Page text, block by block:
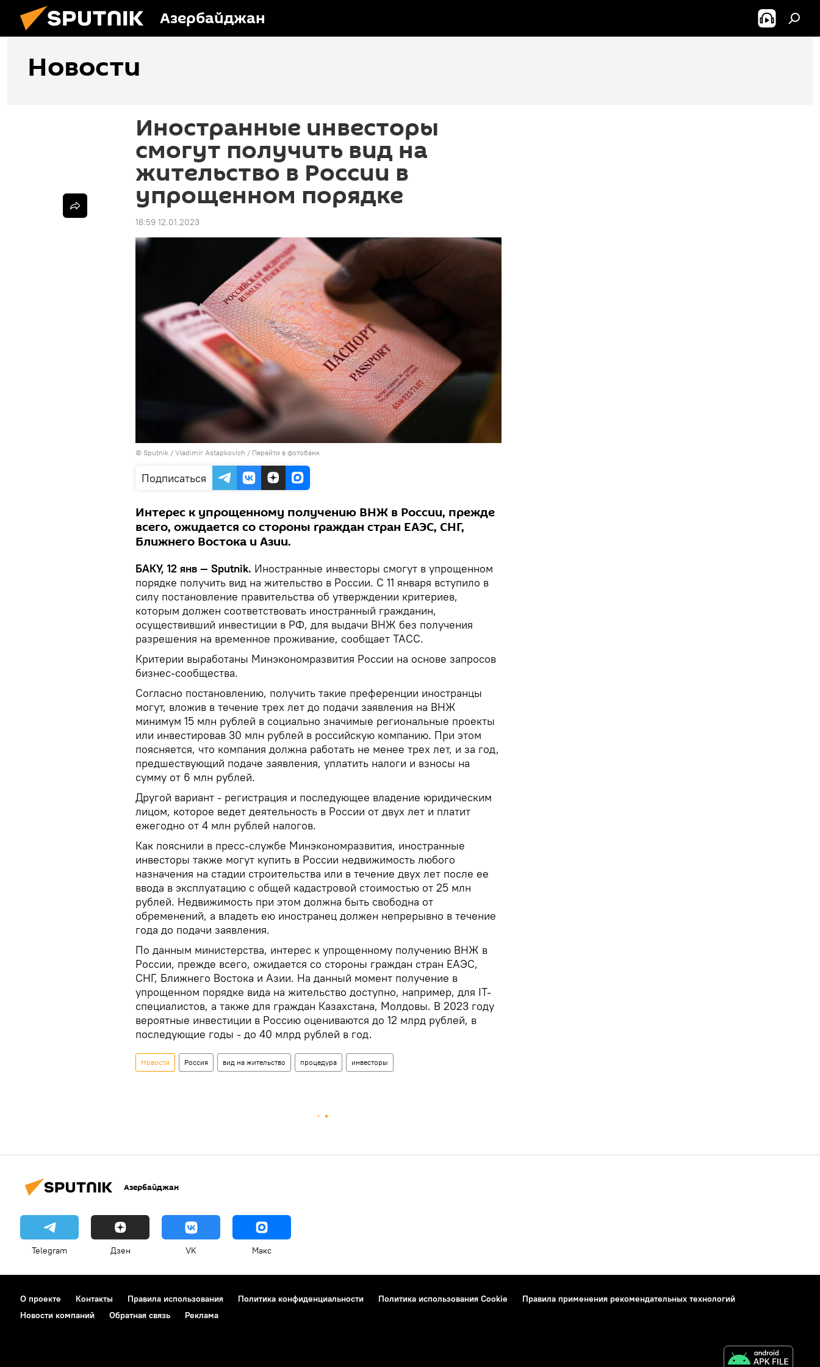
Азербайджан
Новости
Иностранные инвесторы
смогут получить вид на
жительство в России в
упрощенном порядке
18:59 12.01.2023
© Sputnik / Vladimir Astapkovich / Перейти в фотобанк
Подписаться
Интерес к упрощенному получению ВНЖ в России, прежде
всего, ожидается со стороны граждан стран ЕАЭС, СНГ,
Ближнего Востока и Азии.
БАКУ, 12 янв — Sputnik. Иностранные инвесторы смогут в упрощенном
порядке получить вид на жительство в России. С 11 января вступило в
силу постановление правительства об утверждении критериев,
которым должен соответствовать иностранный гражданин,
осуществивший инвестиции в РФ, для выдачи ВНЖ без получения
разрешения на временное проживание, сообщает ТАСС.
Критерии выработаны Минэкономразвития России на основе запросов
бизнес-сообщества.
Согласно постановлению, получить такие преференции иностранцы
могут, вложив в течение трех лет до подачи заявления на ВНЖ
минимум 15 млн рублей в социально значимые региональные проекты
или инвестировав 30 млн рублей в российскую компанию. При этом
поясняется, что компания должна работать не менее трех лет, и за год,
предшествующий подаче заявления, уплатить налоги и взносы на
сумму от 6 млн рублей.
Другой вариант - регистрация и последующее владение юридическим
лицом, которое ведет деятельность в России от двух лет и платит
ежегодно от 4 млн рублей налогов.
Как пояснили в пресс-службе Минэкономразвития, иностранные
инвесторы также могут купить в России недвижимость любого
назначения на стадии строительства или в течение двух лет после ее
ввода в эксплуатацию с общей кадастровой стоимостью от 25 млн
рублей. Недвижимость при этом должна быть свободна от
обременений, а владеть ею иностранец должен непрерывно в течение
года до подачи заявления.
По данным министерства, интерес к упрощенному получению ВНЖ в
России, прежде всего, ожидается со стороны граждан стран ЕАЭС,
СНГ, Ближнего Востока и Азии. На данный момент получение в
упрощенном порядке вида на жительство доступно, например, для IT-
специалистов, а также для граждан Казахстана, Молдовы. В 2023 году
вероятные инвестиции в Россию оцениваются до 12 млрд рублей, в
последующие годы - до 40 млрд рублей в год.
Новости Россия вид на жительство процедура инвесторы
Азербайджан
Telegram Дзен VK Макс
О проекте Контакты Правила использования Политика конфиденциальности Политика использования Cookie
Правила применения рекомендательных технологий
Новости компаний
Обратная связь Реклама